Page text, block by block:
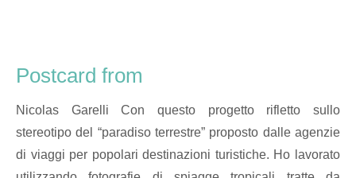
Postcard from
Nicolas Garelli Con questo progetto rifletto sullo
stereotipo del “paradiso terrestre” proposto dalle agenzie
di viaggi per popolari destinazioni turistiche. Ho lavorato